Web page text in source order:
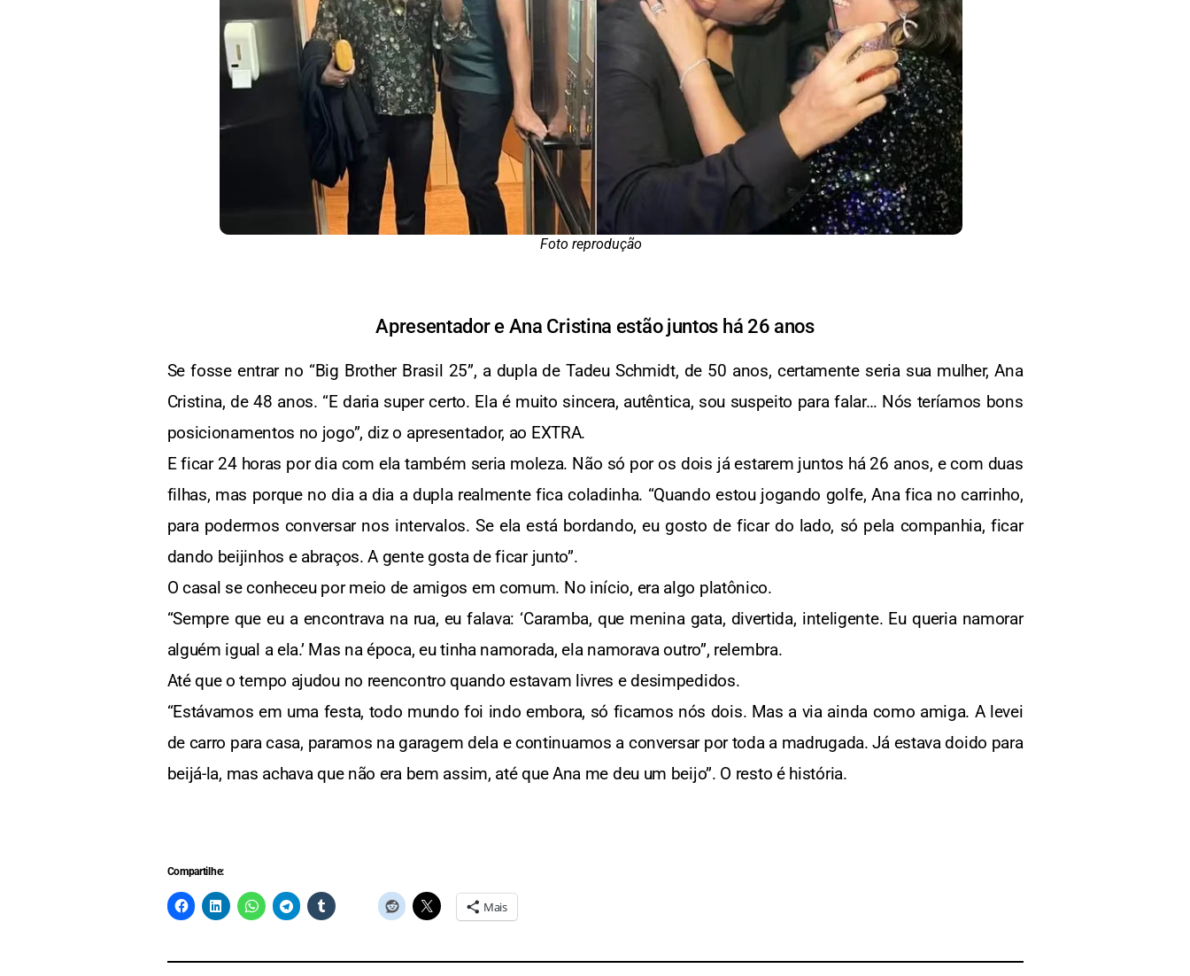
Foto reprodução
Apresentador e Ana Cristina estão juntos há 26 anos
Se fosse entrar no “Big Brother Brasil 25”, a dupla de Tadeu Schmidt, de 50 anos, certamente seria sua mulher, Ana
Cristina, de 48 anos. “E daria super certo. Ela é muito sincera, autêntica, sou suspeito para falar… Nós teríamos bons
posicionamentos no jogo”, diz o apresentador, ao EXTRA.
E ficar 24 horas por dia com ela também seria moleza. Não só por os dois já estarem juntos há 26 anos, e com duas
filhas, mas porque no dia a dia a dupla realmente fica coladinha. “Quando estou jogando golfe, Ana fica no carrinho,
para podermos conversar nos intervalos. Se ela está bordando, eu gosto de ficar do lado, só pela companhia, ficar
dando beijinhos e abraços. A gente gosta de ficar junto”.
O casal se conheceu por meio de amigos em comum. No início, era algo platônico.
“Sempre que eu a encontrava na rua, eu falava: ‘Caramba, que menina gata, divertida, inteligente. Eu queria namorar
alguém igual a ela.’ Mas na época, eu tinha namorada, ela namorava outro”, relembra.
Até que o tempo ajudou no reencontro quando estavam livres e desimpedidos.
“Estávamos em uma festa, todo mundo foi indo embora, só ficamos nós dois. Mas a via ainda como amiga. A levei
de carro para casa, paramos na garagem dela e continuamos a conversar por toda a madrugada. Já estava doido para
beijá-la, mas achava que não era bem assim, até que Ana me deu um beijo”. O resto é história.
Compartilhe:
Mais